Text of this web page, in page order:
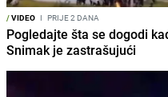
/VIDEO I PRIJE 2 DANA
Pogledajte šta se dogodi
Snimak je zastrašujući